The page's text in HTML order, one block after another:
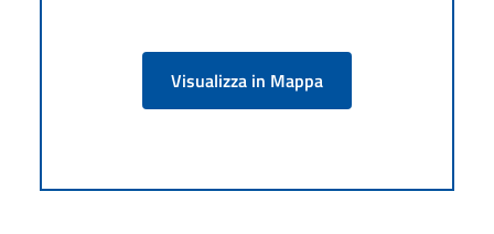
Visualizza in Mappa